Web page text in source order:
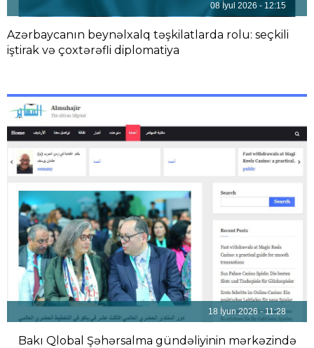
08 İyul 2026 - 12:15
Azərbaycanın beynəlxalq təşkilatlarda rolu: seçkili
iştirak və çoxtərəfli diplomatiya
18 İyun 2026 - 11:28
Bakı Qlobal Şəhərsalma gündəliyinin mərkəzində